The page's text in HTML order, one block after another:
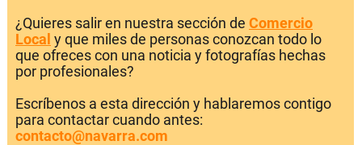
¿Quieres salir en nuestra sección de Comercio
Local y que miles de personas conozcan todo lo
que ofreces con una noticia y fotografías hechas
por profesionales?
Escríbenos a esta dirección y hablaremos contigo
para contactar cuando antes:
contacto@navarra.com